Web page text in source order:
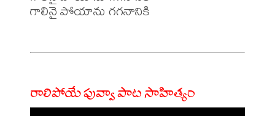
గాలినై పోయాను గగనానికి
రాలిపోయే పువ్వా పాట సాహిత్యం